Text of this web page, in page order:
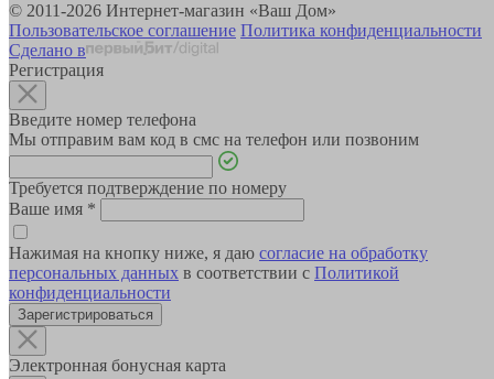
© 2011-2026 Интернет-магазин «Ваш Дом»
Пользовательское соглашение Политика конфиденциальности
Сделано в
Регистрация
Введите номер телефона
Мы отправим вам код в смс на телефон или позвоним
Требуется подтверждение по номеру
Ваше имя *
Нажимая на кнопку ниже, я даю согласие на обработку
персональных данных в соответствии с Политикой
конфиденциальности
Зарегистрироваться
Электронная бонусная карта